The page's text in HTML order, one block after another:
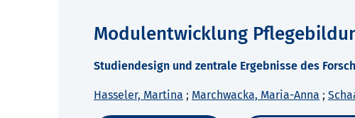
Modulentwicklung
Studiendesign und zentrale Ergebnisse des
Hasseler, Martina ; Marchwacka, Maria-Anna ;